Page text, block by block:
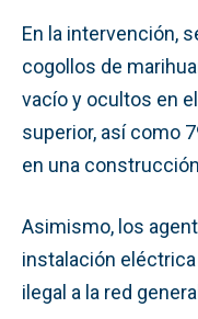
En la intervención,
cogollos de
vacío y ocultos en
superior, así como
en una
Asimismo, los
instalación
ilegal a la red